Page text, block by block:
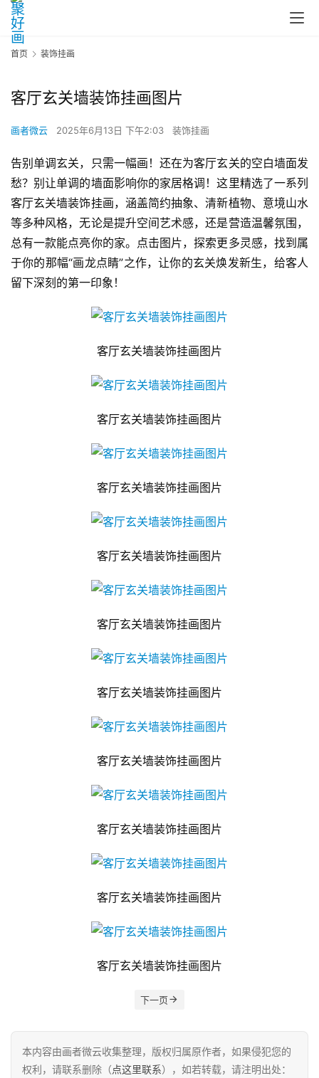
首页 装饰挂画
客厅玄关墙装饰挂画图片
画者微云 2025年6月13日 下午2:03 装饰挂画
告别单调玄关，只需一幅画！还在为客厅玄关的空白墙面发
愁？别让单调的墙面影响你的家居格调！这里精选了一系列
客厅玄关墙装饰挂画，涵盖简约抽象、清新植物、意境山水
等多种风格，无论是提升空间艺术感，还是营造温馨氛围，
总有一款能点亮你的家。点击图片，探索更多灵感，找到属
于你的那幅“画龙点睛”之作，让你的玄关焕发新生，给客人
留下深刻的第一印象！
客厅玄关墙装饰挂画图片
客厅玄关墙装饰挂画图片
客厅玄关墙装饰挂画图片
客厅玄关墙装饰挂画图片
客厅玄关墙装饰挂画图片
客厅玄关墙装饰挂画图片
客厅玄关墙装饰挂画图片
客厅玄关墙装饰挂画图片
客厅玄关墙装饰挂画图片
客厅玄关墙装饰挂画图片
下一页
本内容由画者微云收集整理，版权归属原作者，如果侵犯您的
权利，请联系删除（点这里联系），如若转载，请注明出处：